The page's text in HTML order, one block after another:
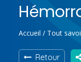
Accueil / Tout
Retour